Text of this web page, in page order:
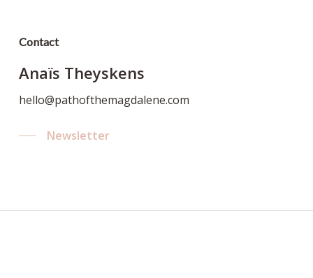
Contact
Anaïs Theyskens
hello@pathofthemagdalene.com
Newsletter